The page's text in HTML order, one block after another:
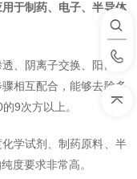
于制药、电子、半导体
、阴离子交换、阳离子
相互配合，能够去除多
9次方以上。
学试剂、制药原料、半
度要求非常高。